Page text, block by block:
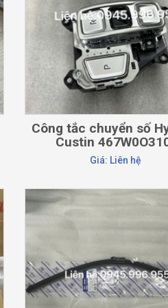
Công tắc chuyển số
Custin
Giá: Liên hệ